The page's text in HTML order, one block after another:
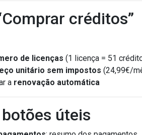
créditos”
de licenças (1 licença = 51
unitário sem impostos (24,99€/
a renovação automática
úteis